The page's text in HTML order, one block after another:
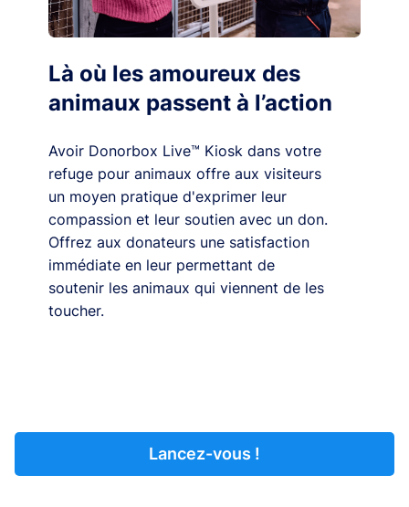
Là où les amoureux des
animaux passent à l’action
Avoir Donorbox Live™ Kiosk dans votre
refuge pour animaux offre aux visiteurs
un moyen pratique d'exprimer leur
compassion et leur soutien avec un don.
Offrez aux donateurs une satisfaction
immédiate en leur permettant de
soutenir les animaux qui viennent de les
toucher.
Lancez-vous !